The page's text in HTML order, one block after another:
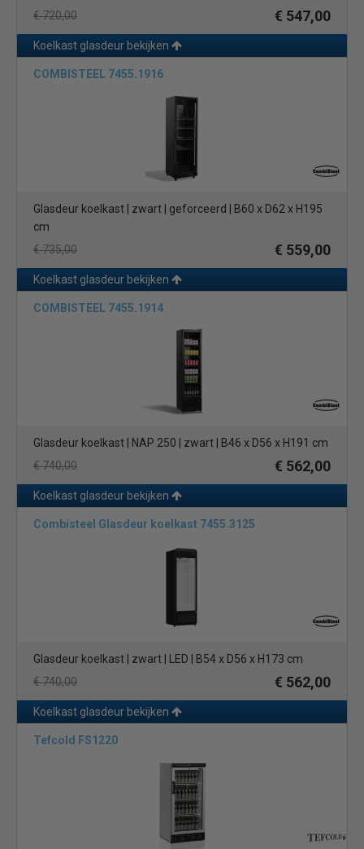
€ 720,00
€ 547,00
Koelkast glasdeur bekijken
COMBISTEEL 7455.1916
Glasdeur koelkast | zwart | geforceerd | B60 x D62 x H195
cm
€ 735,00
€ 559,00
Koelkast glasdeur bekijken
COMBISTEEL 7455.1914
Glasdeur koelkast | NAP 250 | zwart | B46 x D56 x H191 cm
€ 740,00
€ 562,00
Koelkast glasdeur bekijken
Combisteel Glasdeur koelkast 7455.3125
Glasdeur koelkast | zwart | LED | B54 x D56 x H173 cm
€ 740,00
€ 562,00
Koelkast glasdeur bekijken
Tefcold FS1220